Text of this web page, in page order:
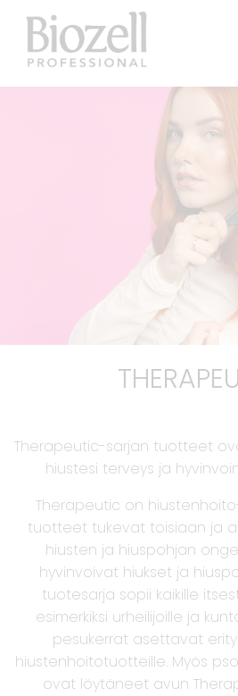
Therapeutic-sarjan tuotteet
hiustesi terveys ja
Therapeutic on
tuotteet tukevat toisiaan ja
hiusten ja hiuspohjan
hyvinvoivat hiukset ja
tuotesarja sopii kaikille
esimerkiksi urheilijoille ja
pesukerrat asettavat
hiustenhoitotuotteille. Myös
ovat löytäneet avun